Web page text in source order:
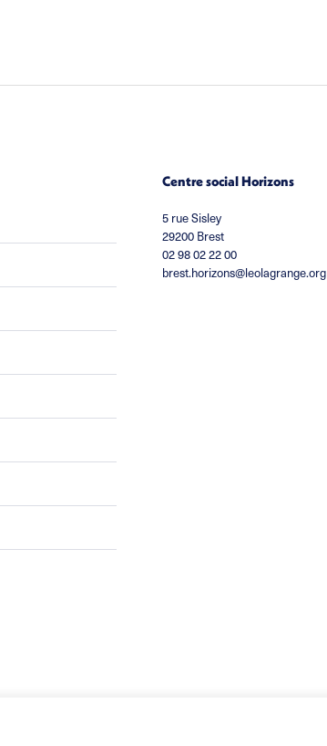
Centre social Horizons
5 rue Sisley
29200 Brest
02 98 02 22 00
brest.horizons@leolagrange.org